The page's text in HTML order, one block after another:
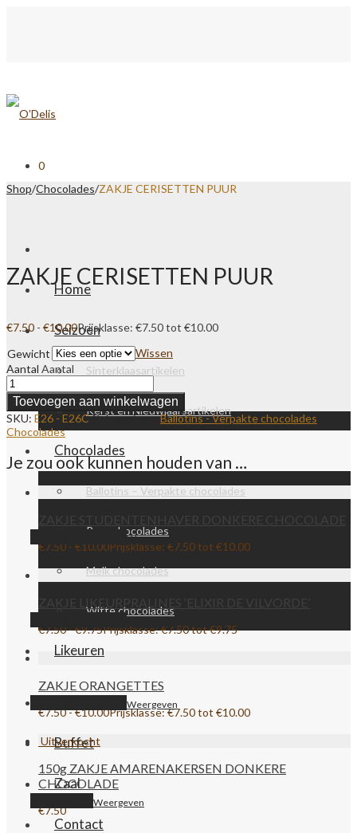
0
Home
Seizoen
Sinterklaasartikelen
Kerst en Nieuwjaarsartikelen
Chocolades
Ballotins – Verpakte chocolades
Pure chocolades
Melk chocolades
Witte chocolades
Likeuren
Buffet
Zaal
Contact
Shop/Chocolades/ZAKJE CERISETTEN PUUR
ZAKJE CERISETTEN PUUR
€7.50 - €10.00Prijsklasse: €7.50 tot €10.00
Gewicht
Wissen
Aantal Aantal
Toevoegen aan winkelwagen
SKU: E26 - E26CCategorieën:Ballotins - Verpakte chocolades
Chocolades
Je zou ook kunnen houden van …
ZAKJE STUDENTENHAVER DONKERE CHOCOLADE
€7.50 - €10.00Prijsklasse: €7.50 tot €10.00
Weergeven
ZAKJE LIKEURPRALINES ‘ELIXIR DE VILVORDE’
€7.50-€9.75Prijsklasse: €7.50 tot €9.75
ZAKJE ORANGETTES
€7.50-€10.00Prijsklasse: €7.50 tot €10.00
Weergeven
150g ZAKJE AMARENAKERSEN DONKERE
CHOCOLADE
€7.50
Weergeven